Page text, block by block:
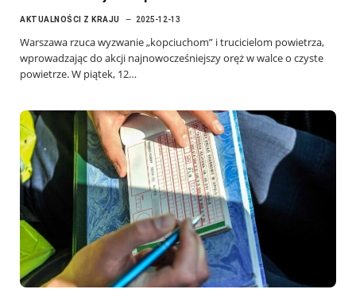
AKTUALNOŚCI Z KRAJU 2025-12-13
Warszawa rzuca wyzwanie „kopciuchom” i trucicielom powietrza,
wprowadzając do akcji najnowocześniejszy oręż w walce o czyste
powietrze. W piątek, 12…